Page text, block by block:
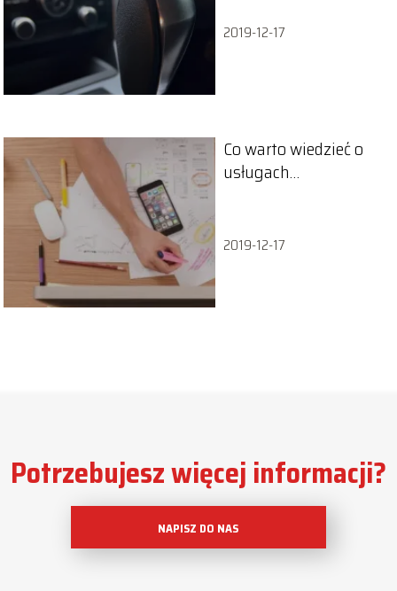
2019-12-17
Co warto wiedzieć o
usługach
2019-12-17
Potrzebujesz więcej informacji?
NAPISZ DO NAS